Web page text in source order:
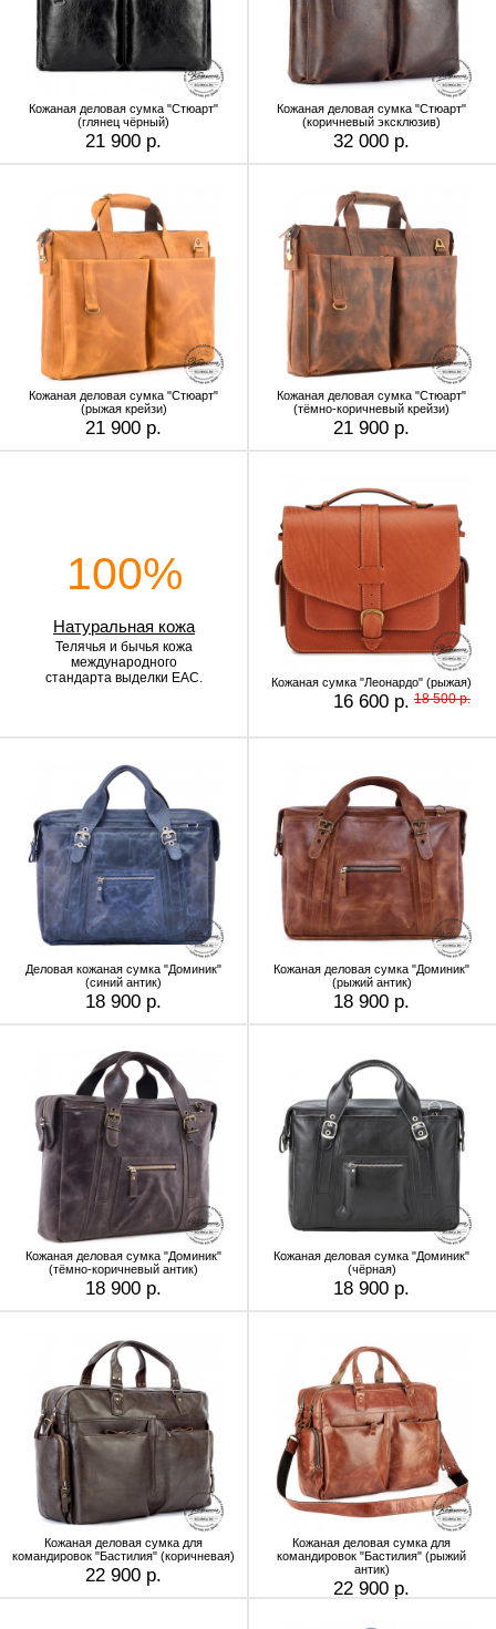
Кожаная деловая сумка "Стюарт"
(глянец чёрный)
21 900 р.
Кожаная деловая сумка "Стюарт"
(коричневый эксклюзив)
32 000 р.
Кожаная деловая сумка "Стюарт"
(рыжая крейзи)
21 900 р.
Кожаная деловая сумка "Стюарт"
(тёмно-коричневый крейзи)
21 900 р.
100%
Натуральная кожа
Телячья и бычья кожа
международного
стандарта выделки EAC.
Кожаная сумка "Леонардо" (рыжая)
16 600 р. 18 500 р.
Деловая кожаная сумка "Доминик"
(синий антик)
18 900 р.
Кожаная деловая сумка "Доминик"
(рыжий антик)
18 900 р.
Кожаная деловая сумка "Доминик"
(тёмно-коричневый антик)
18 900 р.
Кожаная деловая сумка "Доминик"
(чёрная)
18 900 р.
Кожаная деловая сумка для
командировок "Бастилия" (коричневая)
22 900 р.
Кожаная деловая сумка для
командировок "Бастилия" (рыжий
антик)
22 900 р.